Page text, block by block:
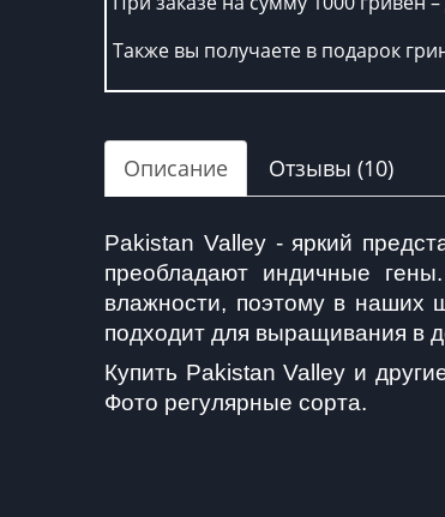
Также вы получаете в подарок
Описание Отзывы (10)
Pakistan Valley - яркий
преобладают индичные
влажности, поэтому в наших
подходит для выращивания в
Купить Pakistan Valley и
Фото регулярные сорта.